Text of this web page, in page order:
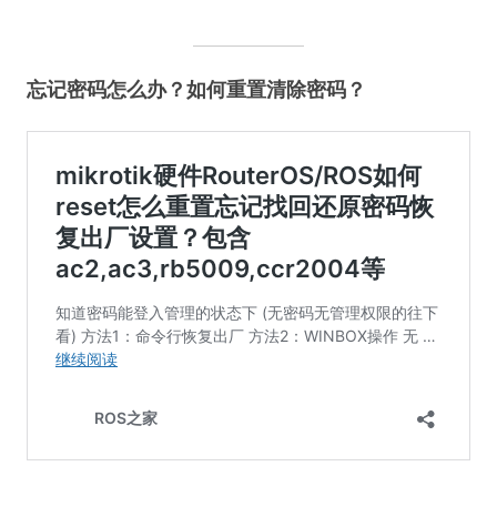
忘记密码怎么办？如何重置清除密码？